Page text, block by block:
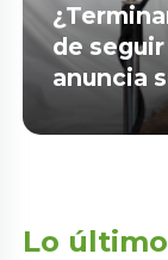
de seguir
anuncia
Lo último